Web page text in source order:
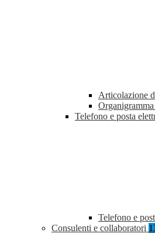
Articolazione
Organigramma
Telefono e posta
Telefono e
Consulenti e collaboratori